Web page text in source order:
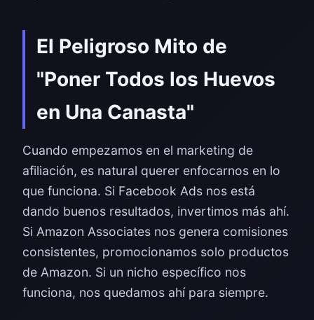
El Peligroso Mito de
"Poner Todos los Huevos
en Una Canasta"
Cuando empezamos en el marketing de
afiliación, es natural querer enfocarnos en lo
que funciona. Si Facebook Ads nos está
dando buenos resultados, invertimos más ahí.
Si Amazon Associates nos genera comisiones
consistentes, promocionamos solo productos
de Amazon. Si un nicho específico nos
funciona, nos quedamos ahí para siempre.